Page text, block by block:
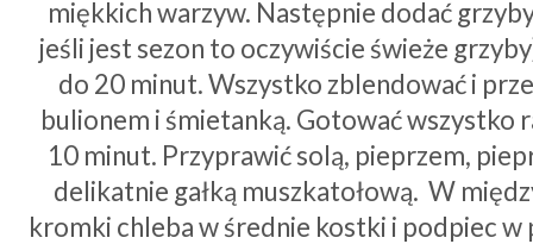
miękkich warzyw. Następnie dodać
jeśli jest sezon to oczywiście świeże
do 20 minut. Wszystko zblendować i
bulionem i śmietanką. Gotować wszystko
10 minut. Przyprawić solą, pieprzem,
delikatnie gałką muszkatołową. W
kromki chleba w średnie kostki i podpiec w